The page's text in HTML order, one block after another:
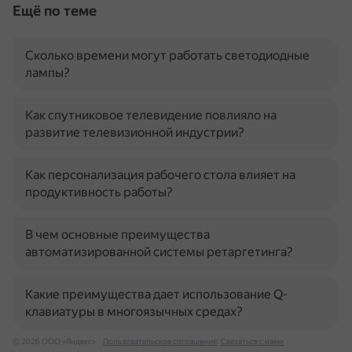
Ещё по теме
Сколько времени могут работать светодиодные
лампы?
Как спутниковое телевидение повлияло на
развитие телевизионной индустрии?
Как персонализация рабочего стола влияет на
продуктивность работы?
В чем основные преимущества
автоматизированной системы ретаргетинга?
Какие преимущества дает использование Q-
клавиатуры в многоязычных средах?
© 2026 ООО «Яндекс» Пользовательское соглашение Связаться с нами